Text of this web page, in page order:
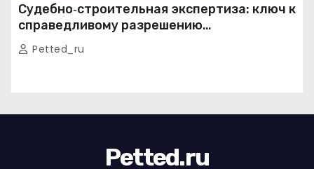
Судебно‑строительная экспертиза: ключ к
справедливому разрешению
строительных споров
Petted_ru
Petted.ru